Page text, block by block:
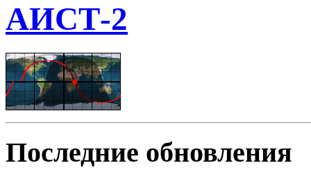
АИСТ-2
Последние обновления